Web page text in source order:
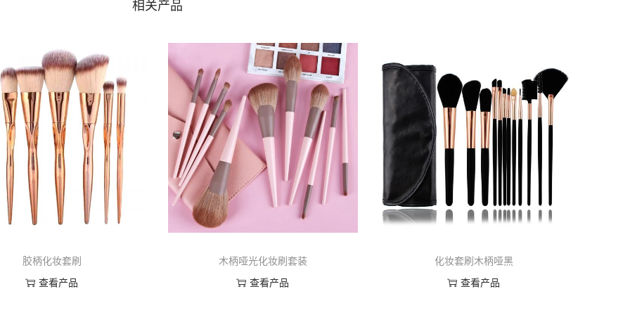
相关产品
胶柄化妆套刷
查看产品
木柄哑光化妆刷套装
查看产品
化妆套刷木柄哑黑
查看产品